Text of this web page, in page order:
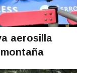
aerosilla